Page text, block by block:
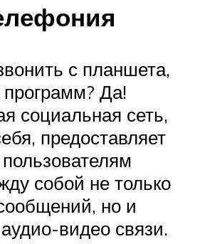
с планшета,
Да!
социальная сеть,
предоставляет
собой не только
но и
видео связи.